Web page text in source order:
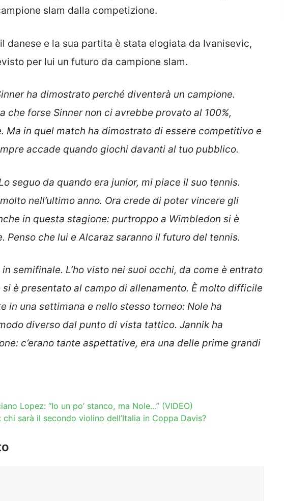
slam dalla competizione.
danese e la sua partita è stata elogiata da Ivanisevic,
per lui un futuro da campione slam.
ha dimostrato perché diventerà un campione.
che forse Sinner non ci avrebbe provato al 100%,
Ma in quel match ha dimostrato di essere competitivo e
accade quando giochi davanti al tuo pubblico.
seguo da quando era junior, mi piace il suo tennis.
nell’ultimo anno. Ora crede di poter vincere gli
in questa stagione: purtroppo a Wimbledon si è
Penso che lui e Alcaraz saranno il futuro del tennis.
semifinale. L’ho visto nei suoi occhi, da come è entrato
è presentato al campo di allenamento. È molto difficile
in una settimana e nello stesso torneo: Nole ha
diverso dal punto di vista tattico. Jannik ha
c’erano tante aspettative, era una delle prime grandi
Lopez: “Io un po’ stanco, ma Nole…” (VIDEO)
sarà il secondo violino dell’Italia in Coppa Davis?